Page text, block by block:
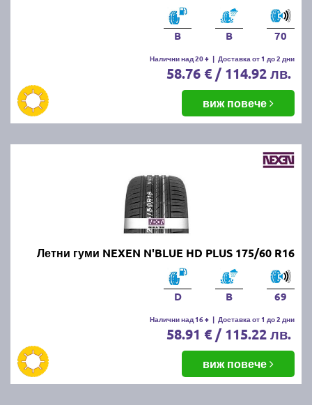
B B 70
Налични над 20 + | Доставка от 1 до 2 дни
58.76 € / 114.92 лв.
виж повече
Летни гуми NEXEN N'BLUE HD PLUS 175/60 R16
D B 69
Налични над 16 + | Доставка от 1 до 2 дни
58.91 € / 115.22 лв.
виж повече